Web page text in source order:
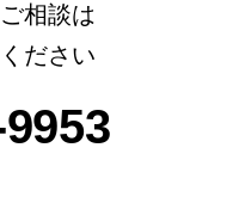
相談は
ださい